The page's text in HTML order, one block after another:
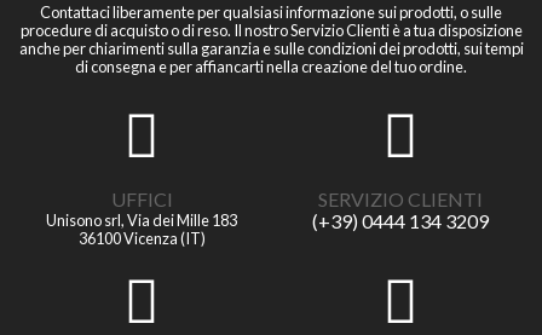
Contattaci liberamente per qualsiasi informazione sui prodotti, o sulle
procedure di acquisto o di reso. Il nostro Servizio Clienti è a tua disposizione
anche per chiarimenti sulla garanzia e sulle condizioni dei prodotti, sui tempi
di consegna e per affiancarti nella creazione del tuo ordine.
UFFICI
Unisono srl, Via dei Mille 183
36100 Vicenza (IT)
SERVIZIO CLIENTI
(+39) 0444 134 3209